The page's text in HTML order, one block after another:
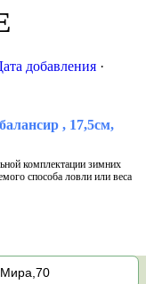
добавления ·
, 17,5см,
комплектации зимних
способа ловли или веса
имеет следующие
Купить шестик к